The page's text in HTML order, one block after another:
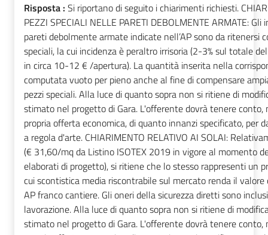
Risposta : Si riportano di seguito i chiarimenti richiesti.
PEZZI SPECIALI NELLE PARETI DEBOLMENTE ARMATE:
pareti debolmente armate indicate nell’AP sono da ritenersi
speciali, la cui incidenza è peraltro irrisoria (2-3% sul totale
in circa 10-12 € /apertura). La quantità inserita nella
computata vuoto per pieno anche al fine di compensare
pezzi speciali. Alla luce di quanto sopra non si ritiene di
stimato nel progetto di Gara. L'offerente dovrà tenere conto,
propria offerta economica, di quanto innanzi specificato, per
a regola d'arte. CHIARIMENTO RELATIVO AI SOLAI:
(€ 31,60/mq da Listino ISOTEX 2019 in vigore al momento
elaborati di progetto), si ritiene che lo stesso rappresenti un
cui scontistica media riscontrabile sul mercato renda il
AP franco cantiere. Gli oneri della sicurezza diretti sono
lavorazione. Alla luce di quanto sopra non si ritiene di
stimato nel progetto di Gara. L'offerente dovrà tenere conto,